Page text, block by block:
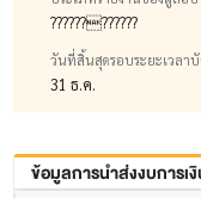
????????????
วันที่สิ้นสุดรอบระยะเวลา
31 ธ.ค.
ข้อมูลการนำส่งงบการเ